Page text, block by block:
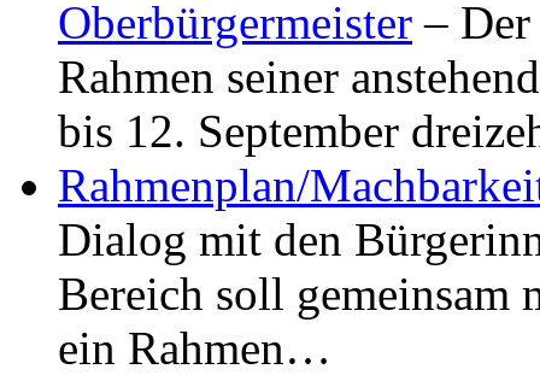
Oberbürgermeister –
Rahmen seiner
bis 12. September
Rahmenplan/
Dialog mit den
Bereich soll gemeinsam
ein Rahmen…